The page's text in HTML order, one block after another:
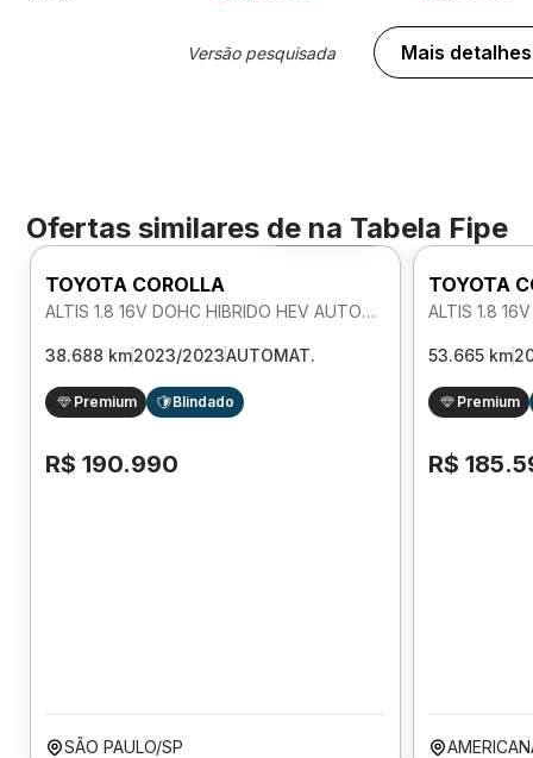
Versão pesquisada Mais detalhes
Ofertas similares de na Tabela Fipe
Foto 360º
TOYOTA COROLLA
ALTIS 1.8 16V DOHC HIBRIDO HEV AUTOMATICO
38.688 km2023/2023AUTOMAT.
Premium Blindado
R$ 190.990
SÃO PAULO/SP
TOYOTA
53.665 km
Premium
R$